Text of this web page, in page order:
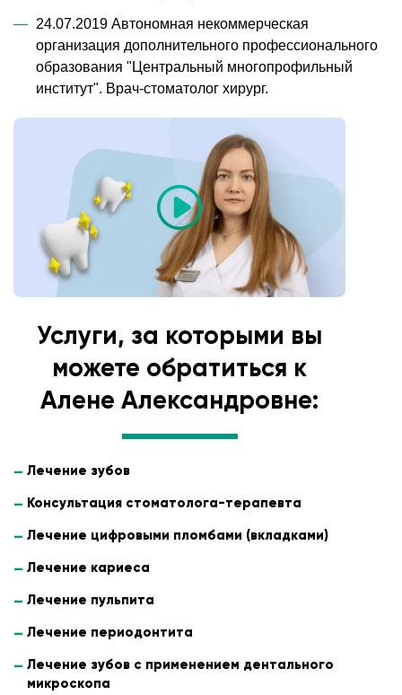
24.07.2019 Автономная некоммерческая
организация дополнительного профессионального
образования "Центральный многопрофильный
институт". Врач-стоматолог хирург.
Услуги, за которыми вы
можете обратиться к
Алене Александровне:
Лечение зубов
Консультация стоматолога-терапевта
Лечение цифровыми пломбами (вкладками)
Лечение кариеса
Лечение пульпита
Лечение периодонтита
Лечение зубов с применением дентального
микроскопа